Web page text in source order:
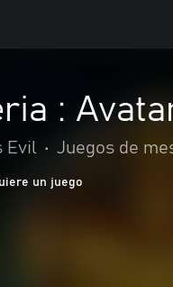
:
Evil • Juegos de
un juego